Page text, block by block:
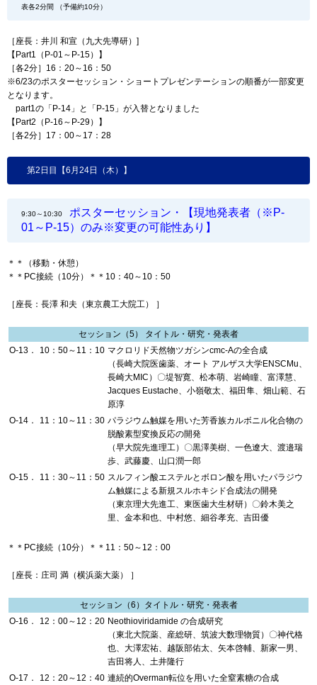
表各2分間 （予備約10分）
［座長：井川 和宣（九大先導研）]
【Part1（P-01～P-15）】
［各2分］16：20～16：50
※6/23のポスターセッション・ショートプレゼンテーションの順番が一部変更
となります。
part1の「P-14」と「P-15」が入替となりました
【Part2（P-16～P-29）】
［各2分］17：00～17：28
第2日目【6月24日（木）】
9:30～10:30 ポスターセッション・【現地発表者（※P-
01～P-15）のみ※変更の可能性あり】
＊＊（移動・休憩）
＊＊PC接続（10分）＊＊10：40～10：50
［座長：長澤 和夫（東京農工大院工） ］
セッション（5） タイトル・研究・発表者
O-13．
10：50～11：10 マクロリド天然物ツガシンcmc-Aの全合成
（長崎大院医歯薬、オート アルザス大学ENSCMu、
長崎大MIC）〇堤智寛、松本萌、岩崎瞳、富澤慧、
Jacques Eustache、小嶺敬太、福田隼、畑山範、石
原淳
O-14．
11：10～11：30 パラジウム触媒を用いた芳香族カルボニル化合物の
脱酸素型変換反応の開発
（早大院先進理工）〇黒澤美樹、一色遼大、渡邉瑞
歩、武藤慶、山口潤一郎
O-15．
11：30～11：50 スルフィン酸エステルとボロン酸を用いたパラジウ
ム触媒による新規スルホキシド合成法の開発
（東京理大先進工、東医歯大生材研）〇鈴木美之
里、金本和也、中村悠、細谷孝充、吉田優
＊＊PC接続（10分）＊＊11：50～12：00
［座長：庄司 満（横浜薬大薬） ］
セッション（6）タイトル・研究・発表者
O-16．
12：00～12：20 Neothioviridamide の合成研究
（東北大院薬、産総研、筑波大数理物質）〇神代格
也、大澤宏祐、越阪部佑太、矢本啓輔、新家一男、
吉田将人、土井隆行
O-17．
12：20～12：40 連続的Overman転位を用いた全窒素糖の合成